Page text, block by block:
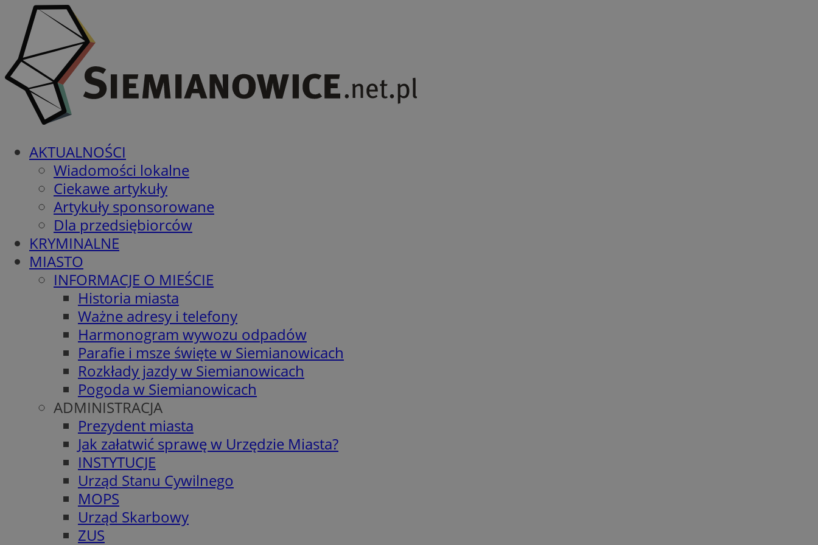
AKTUALNOŚCI
Wiadomości lokalne
Ciekawe artykuły
Artykuły sponsorowane
Dla przedsiębiorców
KRYMINALNE
MIASTO
INFORMACJE O MIEŚCIE
Historia miasta
Ważne adresy i telefony
Harmonogram wywozu odpadów
Parafie i msze święte w Siemianowicach
Rozkłady jazdy w Siemianowicach
Pogoda w Siemianowicach
ADMINISTRACJA
Prezydent miasta
Jak załatwić sprawę w Urzędzie Miasta?
INSTYTUCJE
Urząd Stanu Cywilnego
MOPS
Urząd Skarbowy
ZUS